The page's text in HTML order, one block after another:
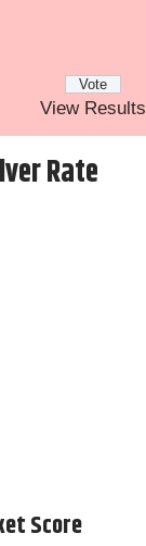
View Results
Rate
Score